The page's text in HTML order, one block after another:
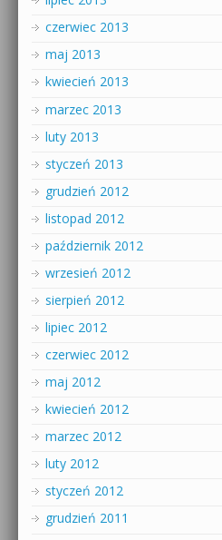
czerwiec 2013
maj 2013
kwiecień 2013
marzec 2013
luty 2013
styczeń 2013
grudzień 2012
listopad 2012
październik 2012
wrzesień 2012
sierpień 2012
lipiec 2012
czerwiec 2012
maj 2012
kwiecień 2012
marzec 2012
luty 2012
styczeń 2012
grudzień 2011